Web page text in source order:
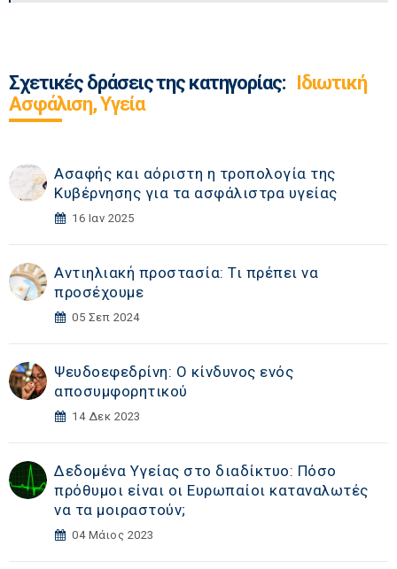
Σχετικές δράσεις της κατηγορίας: Ιδιωτική
Ασφάλιση, Υγεία
Ασαφής και αόριστη η τροπολογία της
Κυβέρνησης για τα ασφάλιστρα υγείας
16 Ιαν 2025
Αντιηλιακή προστασία: Τι πρέπει να
προσέχουμε
05 Σεπ 2024
Ψευδοεφεδρίνη: Ο κίνδυνος ενός
αποσυμφορητικού
14 Δεκ 2023
Δεδομένα Υγείας στο διαδίκτυο: Πόσο
πρόθυμοι είναι οι Ευρωπαίοι καταναλωτές
να τα μοιραστούν;
04 Μάιος 2023